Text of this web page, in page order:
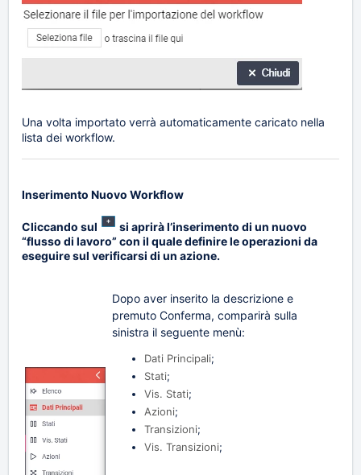
Una volta importato verrà automaticamente caricato nella
lista dei workflow.
Inserimento Nuovo Workflow
Cliccando sul
si aprirà l’inserimento di un nuovo
“flusso di lavoro” con il quale definire le operazioni da
eseguire sul verificarsi di un azione.
Dopo aver inserito la descrizione e
premuto Conferma, comparirà sulla
sinistra il seguente menù:
Dati Principali;
Stati;
Vis. Stati;
Azioni;
Transizioni;
Vis. Transizioni;